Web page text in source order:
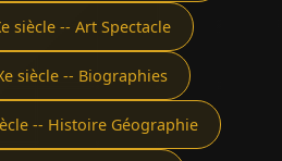
siècle -- Art Spectacle
siècle -- Biographies
-- Histoire Géographie